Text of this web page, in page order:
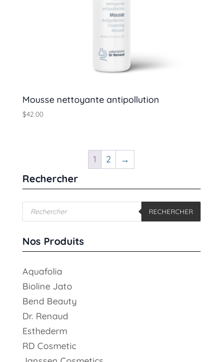
Mousse nettoyante antipollution
$42.00
1 2 →
Rechercher
Recherche
de
produits
RECHERCHER
Nos Produits
Aquafolia
Bioline Jato
Bend Beauty
Dr. Renaud
Esthederm
RD Cosmetic